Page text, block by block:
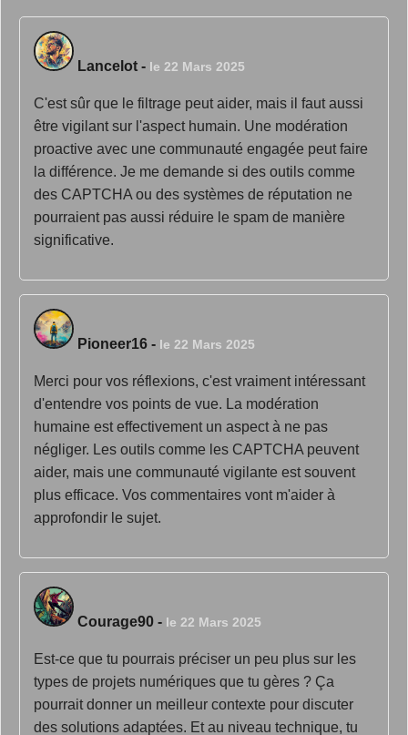
Lancelot - le 22 Mars 2025
C'est sûr que le filtrage peut aider, mais il faut aussi
être vigilant sur l'aspect humain. Une modération
proactive avec une communauté engagée peut faire
la différence. Je me demande si des outils comme
des CAPTCHA ou des systèmes de réputation ne
pourraient pas aussi réduire le spam de manière
significative.
Pioneer16 - le 22 Mars 2025
Merci pour vos réflexions, c'est vraiment intéressant
d'entendre vos points de vue. La modération
humaine est effectivement un aspect à ne pas
négliger. Les outils comme les CAPTCHA peuvent
aider, mais une communauté vigilante est souvent
plus efficace. Vos commentaires vont m'aider à
approfondir le sujet.
Courage90 - le 22 Mars 2025
Est-ce que tu pourrais préciser un peu plus sur les
types de projets numériques que tu gères ? Ça
pourrait donner un meilleur contexte pour discuter
des solutions adaptées. Et au niveau technique, tu